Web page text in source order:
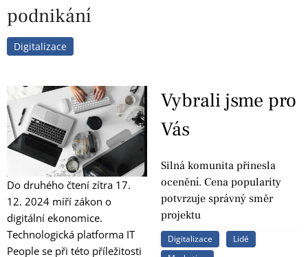
podnikání
Digitalizace
Do druhého čtení zítra 17.
12. 2024 míří zákon o
digitální ekonomice.
Technologická platforma IT
People se při této příležitosti
Vybrali jsme pro
Vás
Silná komunita přinesla
ocenění. Cena popularity
potvrzuje správný směr
projektu
Digitalizace
Lidé